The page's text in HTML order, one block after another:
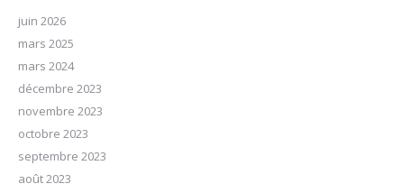
juin 2026
mars 2025
mars 2024
décembre 2023
novembre 2023
octobre 2023
septembre 2023
août 2023